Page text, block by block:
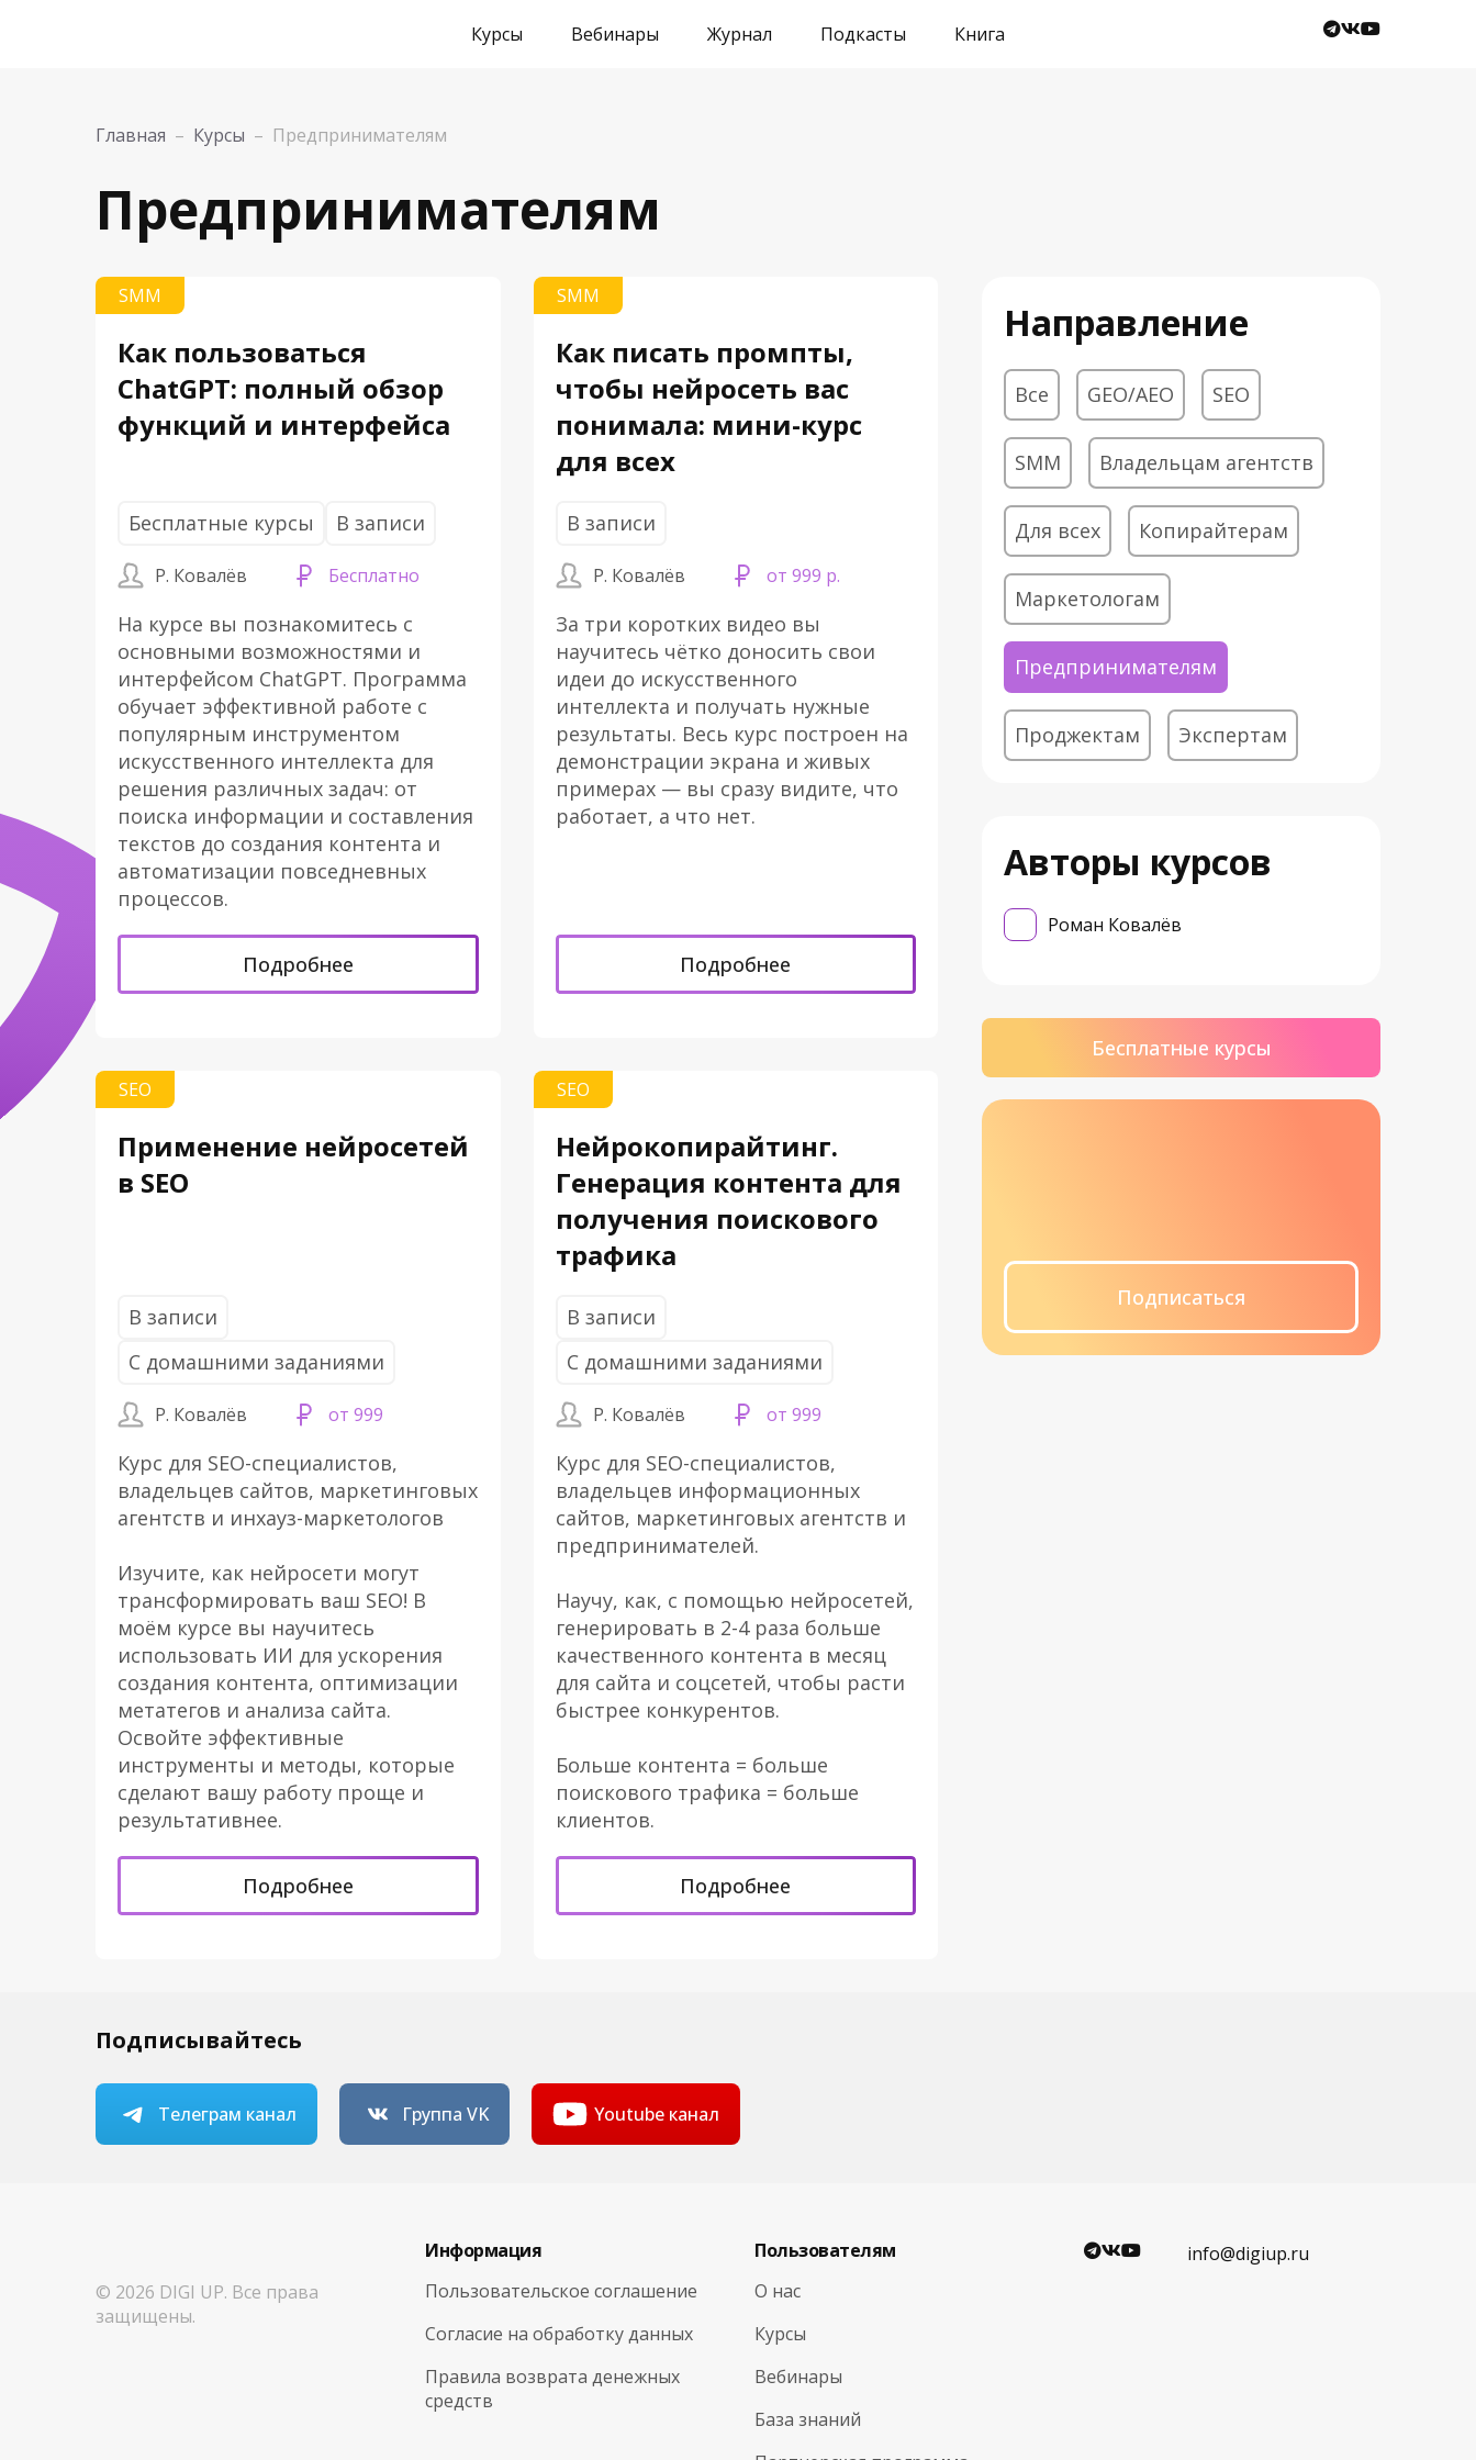
Курсы Вебинары Журнал Подкасты Книга
Главная – Курсы – Предпринимателям
Предпринимателям
SMM
Как пользоваться
ChatGPT: полный обзор
функций и интерфейса
Бесплатные курсы В записи
Р. Ковалёв Бесплатно
На курсе вы познакомитесь с
основными возможностями и
интерфейсом ChatGPT. Программа
обучает эффективной работе с
популярным инструментом
искусственного интеллекта для
решения различных задач: от
поиска информации и составления
текстов до создания контента и
автоматизации повседневных
процессов.
Подробнее
SMM
Как писать промпты,
чтобы нейросеть вас
понимала: мини-курс
для всех
В записи
Р. Ковалёв от 999 р.
За три коротких видео вы
научитесь чётко доносить свои
идеи до искусственного
интеллекта и получать нужные
результаты. Весь курс построен на
демонстрации экрана и живых
примерах — вы сразу видите, что
работает, а что нет.
Подробнее
SEO
Применение нейросетей
в SEO
В записи
С домашними заданиями
Р. Ковалёв от 999
Курс для SEO-специалистов,
владельцев сайтов, маркетинговых
агентств и инхауз-маркетологов
Изучите, как нейросети могут
трансформировать ваш SEO! В
моём курсе вы научитесь
использовать ИИ для ускорения
создания контента, оптимизации
метатегов и анализа сайта.
Освойте эффективные
инструменты и методы, которые
сделают вашу работу проще и
результативнее.
Подробнее
SEO
Нейрокопирайтинг.
Генерация контента для
получения поискового
трафика
В записи
С домашними заданиями
Р. Ковалёв от 999
Курс для SEO-специалистов,
владельцев информационных
сайтов, маркетинговых агентств и
предпринимателей.
Научу, как, с помощью нейросетей,
генерировать в 2-4 раза больше
качественного контента в месяц
для сайта и соцсетей, чтобы расти
быстрее конкурентов.
Больше контента = больше
поискового трафика = больше
клиентов.
Подробнее
Направление
Все GEO/AEO SEO
SMM Владельцам агентств
Для всех Копирайтерам
Маркетологам
Предпринимателям
Проджектам Экспертам
Авторы курсов
Роман Ковалёв
Бесплатные курсы
Подписаться
Подписывайтесь
Телеграм канал Группа VK Youtube канал
© 2026 DIGI UP. Все права
защищены.
Информация
Пользовательское соглашение
Согласие на обработку данных
Правила возврата денежных
средств
Пользователям
О нас
Курсы
Вебинары
База знаний
info@digiup.ru